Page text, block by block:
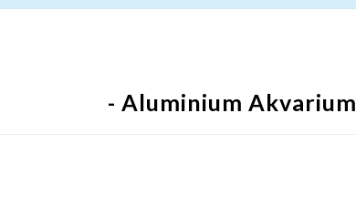
- Aluminium Akvarium